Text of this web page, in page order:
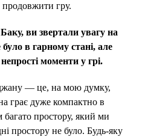
продовжити гру.
ви звертали увагу на
в гарному стані, але
моменти у грі.
— це, на мою думку,
грає дуже компактно в
багато простору, який ми
простору не було. Будь-яку